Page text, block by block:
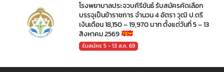
โรงพยาบาลประจวบคีรีขันธ์ รับสมัครคัดเลือก
บรรจุเป็นข้าราชการ จำนวน 4 อัตรา วุฒิ ป.ตรี
เงินเดือน 18,150 – 19,970 บาท ตั้งแต่วันที่ 5 – 13
สิงหาคม 2569
รับสมัคร 5 - 13 ส.ค. 69